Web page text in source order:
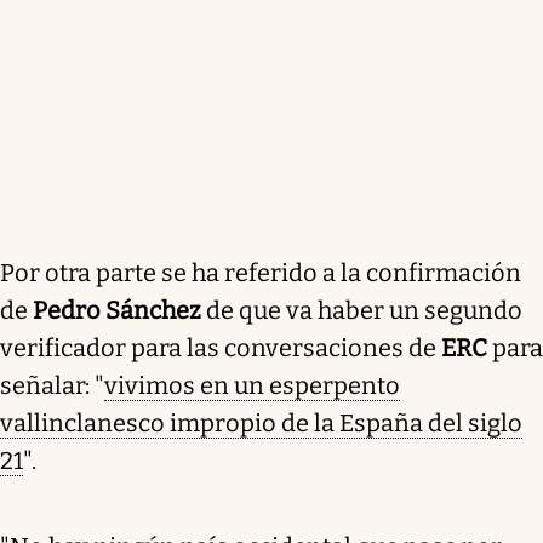
Por otra parte se ha referido a la confirmación
de Pedro Sánchez de que va haber un segundo
verificador para las conversaciones de ERCpara
señalar: "vivimos en un esperpento
vallinclanesco impropio de la España del siglo
21".